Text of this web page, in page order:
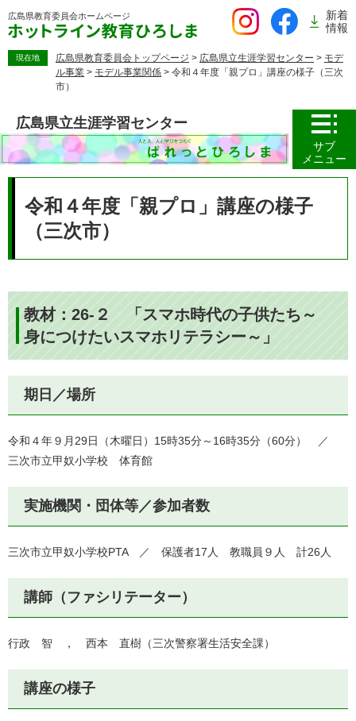
ー
す。
広島県教育委員会ホームページ
新着
情報
現在地 広島県教育委員会トップページ > 広島県立生涯学習センター > モデ
ル事業 > モデル事業関係 > 令和４年度「親プロ」講座の様子（三次
市）
広島県立生涯学習センター
サブ
メニュー
令和４年度「親プロ」講座の様子
（三次市）
教材：26-２ 「スマホ時代の子供たち～
身につけたいスマホリテラシー～」
期日／場所
令和４年９月29日（木曜日）15時35分～16時35分（60分） ／
三次市立甲奴小学校 体育館
実施機関・団体等／参加者数
三次市立甲奴小学校PTA ／ 保護者17人 教職員９人 計26人
講師（ファシリテーター）
行政 智 ， 西本 直樹（三次警察署生活安全課）
講座の様子